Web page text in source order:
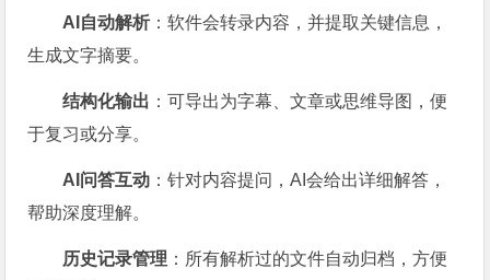
AI自动解析：软件会转录内容，并提取关键信息，
生成文字摘要。
结构化输出 ：可导出为字幕、文章或思维导图，便
于复习或分享。
AI问答互动 ：针对内容提问，AI会给出详细解答，
帮助深度理解。
历史记录管理 ：所有解析过的文件自动归档，方便